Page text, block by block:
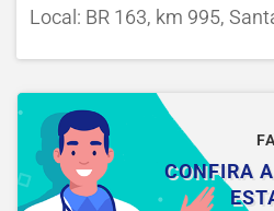
Local: BR 163, km 995,
CONFIRA